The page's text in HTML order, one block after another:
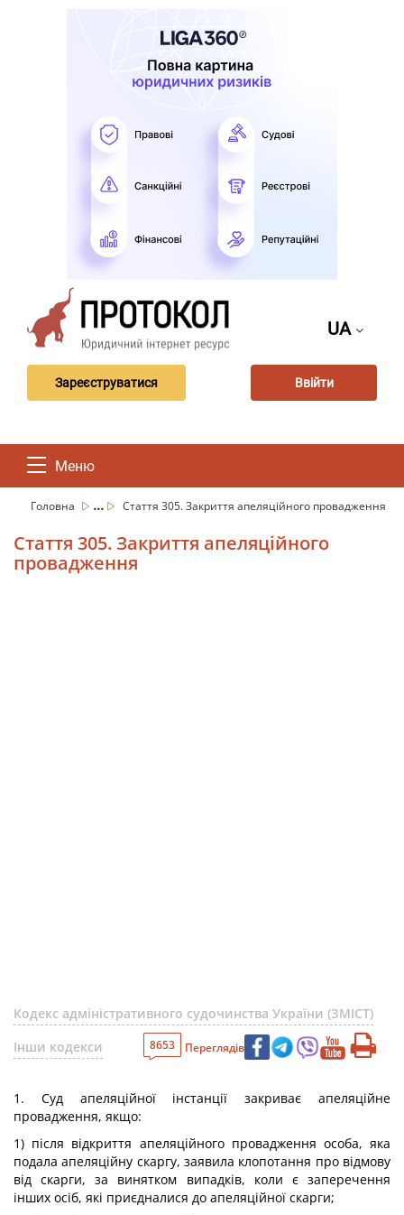
UA
Зареєструватися Ввійти
Меню
Головна ... Стаття 305. Закриття апеляційного провадження
Стаття 305. Закриття апеляційного
провадження
Кодекс адміністративного судочинства України (ЗМІСТ)
Інши кодекси
8653 Переглядів
1. Суд апеляційної інстанції закриває апеляційне
провадження, якщо:
1) після відкриття апеляційного провадження особа, яка
подала апеляційну скаргу, заявила клопотання про відмову
від скарги, за винятком випадків, коли є заперечення
інших осіб, які приєдналися до апеляційної скарги;